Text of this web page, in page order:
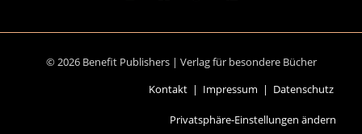
© 2026 Benefit Publishers | Verlag für besondere Bücher
Kontakt | Impressum | Datenschutz
Privatsphäre-Einstellungen ändern